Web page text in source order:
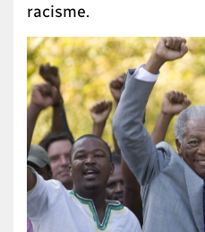
racisme.